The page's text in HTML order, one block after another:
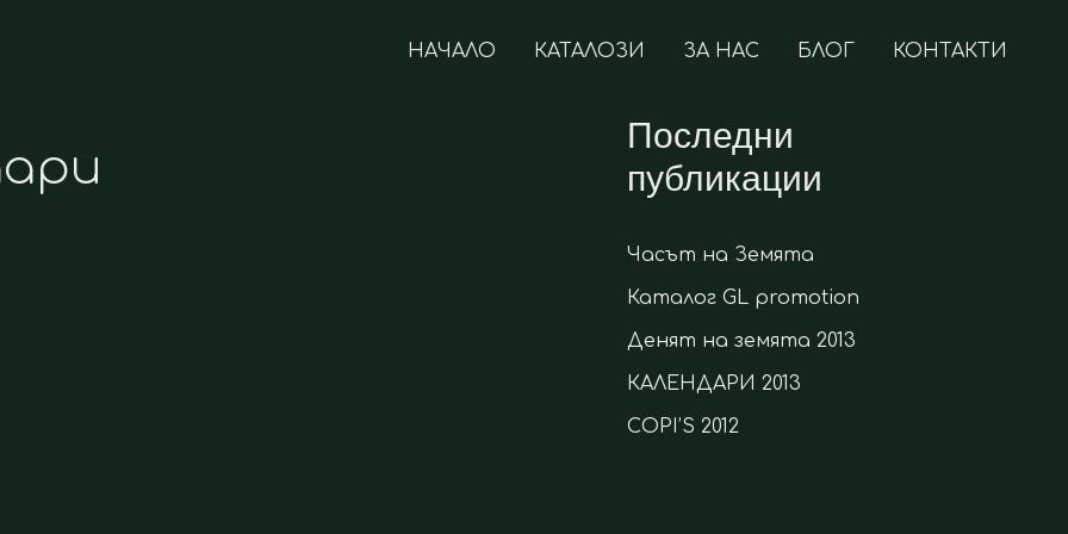
НАЧАЛО КАТАЛОЗИ ЗА НАС БЛОГ КОНТАКТИ
Последни
публикации
Часът на Земята
Каталог GL promotion
Денят на земята 2013
КАЛЕНДАРИ 2013
COPI’S 2012